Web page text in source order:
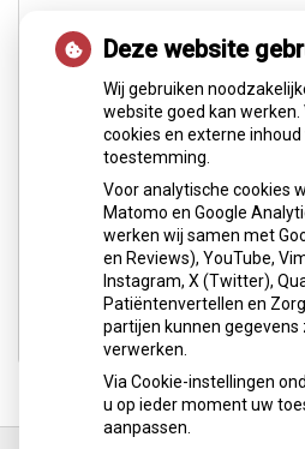
U kunt zich via deze site
inschrijven of online een
Uiteraard kunt u ons ook bellen
mail naar
webshop
kunt u
bestellen.
Deze website
Wij gebruiken
website goed kan werken.
cookies en externe
toestemming.
Voor analytische cookies
Matomo en Google
werken wij samen met
en Reviews), YouTube,
Instagram, X (Twitter),
Patiëntenvertellen en
partijen kunnen gegevens
verwerken.
Via Cookie-instellingen
u op ieder moment uw
aanpassen.